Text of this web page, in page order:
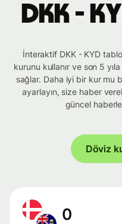
DKK -
İnteraktif DKK - KYD
kurunu kullanır ve son 5
sağlar. Daha iyi bir kur mu
ayarlayın, size haber
güncel
Döviz
0